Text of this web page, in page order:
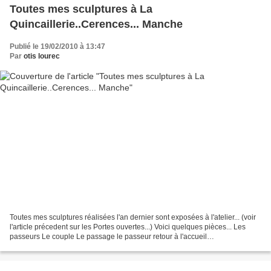
Toutes mes sculptures à La
Quincaillerie..Cerences... Manche
Publié le 19/02/2010 à 13:47
Par otis lourec
Toutes mes sculptures réalisées l'an dernier sont exposées à l'atelier... (voir
l'article précedent sur les Portes ouvertes...) Voici quelques pièces... Les
passeurs Le couple Le passage le passeur retour à l'accueil